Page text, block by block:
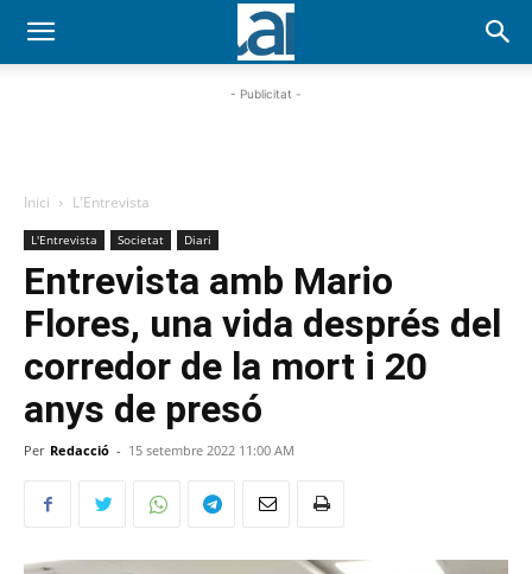
- Publicitat -
Inici L'Entrevista
L'Entrevista Societat Diari
Entrevista amb Mario
Flores, una vida després del
corredor de la mort i 20
anys de presó
Per Redacció - 15 setembre 2022 11:00 AM